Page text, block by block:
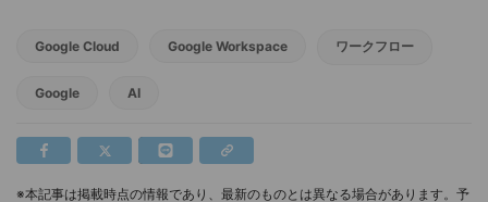
Google Cloud Google Workspace ワークフロー
Google AI
※本記事は掲載時点の情報であり、最新のものとは異なる場合があります。予